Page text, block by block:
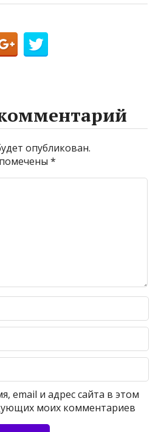
опубликован.
*
email и адрес сайта в этом
моих комментариев